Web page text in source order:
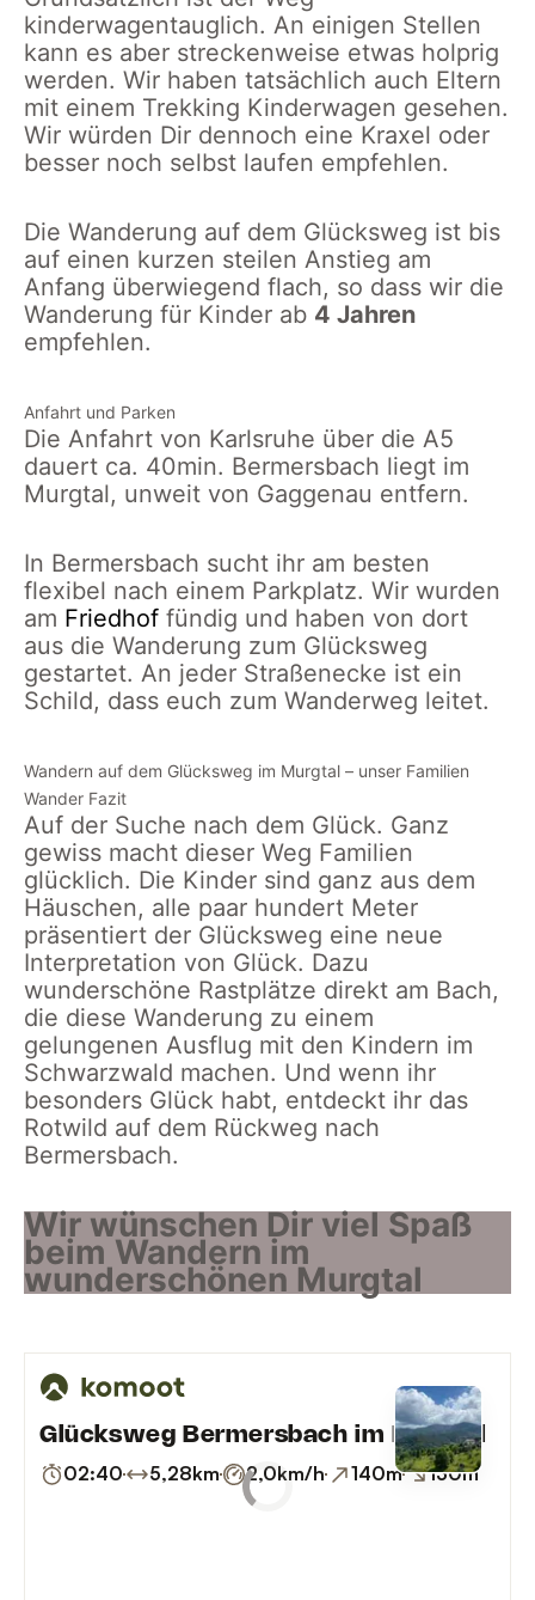
kinderwagentauglich. An einigen Stellen
kann es aber streckenweise etwas holprig
werden. Wir haben tatsächlich auch Eltern
mit einem Trekking Kinderwagen gesehen.
Wir würden Dir dennoch eine Kraxel oder
besser noch selbst laufen empfehlen.
Die Wanderung auf dem Glücksweg ist bis
auf einen kurzen steilen Anstieg am
Anfang überwiegend flach, so dass wir die
Wanderung für Kinder ab 4 Jahren
empfehlen.
Anfahrt und Parken
Die Anfahrt von Karlsruhe über die A5
dauert ca. 40min. Bermersbach liegt im
Murgtal, unweit von Gaggenau entfern.
In Bermersbach sucht ihr am besten
flexibel nach einem Parkplatz. Wir wurden
am Friedhof fündig und haben von dort
aus die Wanderung zum Glücksweg
gestartet. An jeder Straßenecke ist ein
Schild, dass euch zum Wanderweg leitet.
Wandern auf dem Glücksweg im Murgtal – unser Familien
Wander Fazit
Auf der Suche nach dem Glück. Ganz
gewiss macht dieser Weg Familien
glücklich. Die Kinder sind ganz aus dem
Häuschen, alle paar hundert Meter
präsentiert der Glücksweg eine neue
Interpretation von Glück. Dazu
wunderschöne Rastplätze direkt am Bach,
die diese Wanderung zu einem
gelungenen Ausflug mit den Kindern im
Schwarzwald machen. Und wenn ihr
besonders Glück habt, entdeckt ihr das
Rotwild auf dem Rückweg nach
Bermersbach.
Wir wünschen Dir viel Spaß
beim Wandern im
wunderschönen Murgtal